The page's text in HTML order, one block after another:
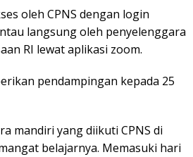
oleh CPNS dengan login
langsung oleh penyelenggara
RI lewat aplikasi zoom.
pendampingan kepada 25
mandiri yang diikuti CPNS di
belajarnya. Memasuki hari